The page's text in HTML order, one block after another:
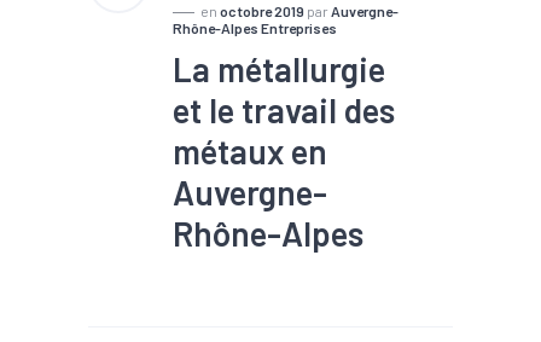
#Production
#Santé
#Tendance économique
#Tourisme
#Transports
en octobre 2019 par Auvergne-
Rhône-Alpes Entreprises
La métallurgie
et le travail des
métaux en
Auvergne-
Rhône-Alpes